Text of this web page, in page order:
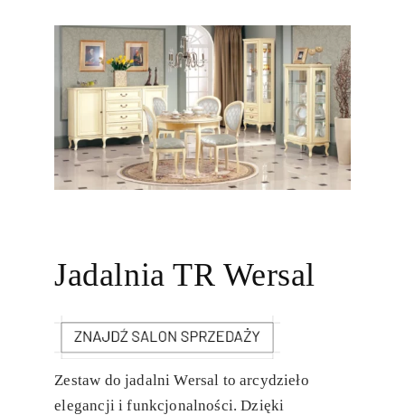
Jadalnia TR Wersal
Zestaw do jadalni Wersal to arcydzieło
elegancji i funkcjonalności. Dzięki